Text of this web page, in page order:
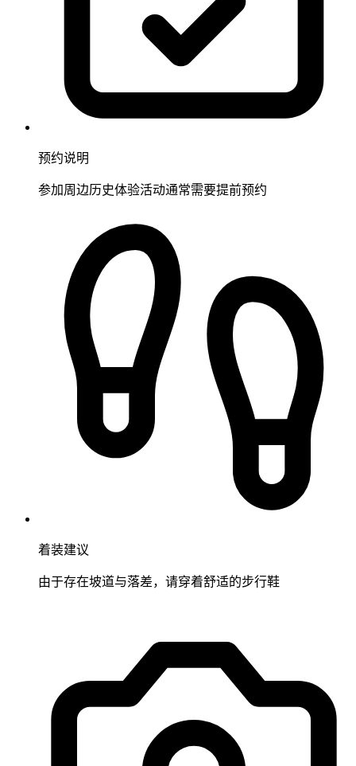
预约说明
参加周边历史体验活动通常需要提前预约
着装建议
由于存在坡道与落差，请穿着舒适的步行鞋